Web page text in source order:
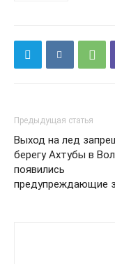
Предыдущая статья
Выход на лед
берегу Ахтубы в
появились
предупреждающие